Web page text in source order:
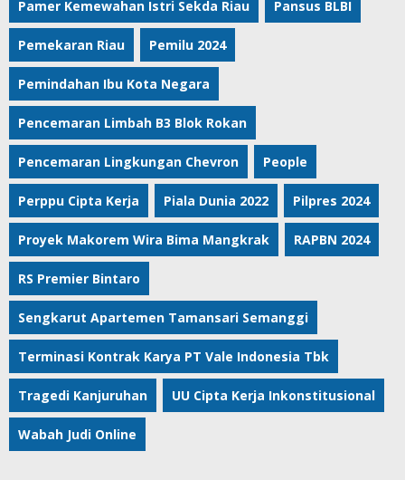
Pamer Kemewahan Istri Sekda Riau Pansus BLBI
Pemekaran Riau Pemilu 2024
Pemindahan Ibu Kota Negara
Pencemaran Limbah B3 Blok Rokan
Pencemaran Lingkungan Chevron People
Perppu Cipta Kerja Piala Dunia 2022 Pilpres 2024
Proyek Makorem Wira Bima Mangkrak RAPBN 2024
RS Premier Bintaro
Sengkarut Apartemen Tamansari Semanggi
Terminasi Kontrak Karya PT Vale Indonesia Tbk
Tragedi Kanjuruhan UU Cipta Kerja Inkonstitusional
Wabah Judi Online